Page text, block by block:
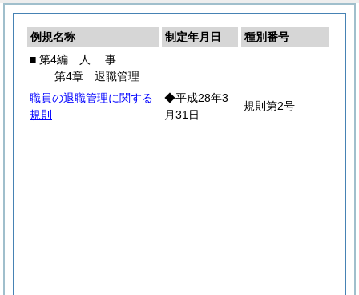
例規名称 制定年月日
種別番号
■ 第4編
人 事
第4章 退職管理
職員の退職管理に関する
規則
◆平成28年3
月31日
規則第2号